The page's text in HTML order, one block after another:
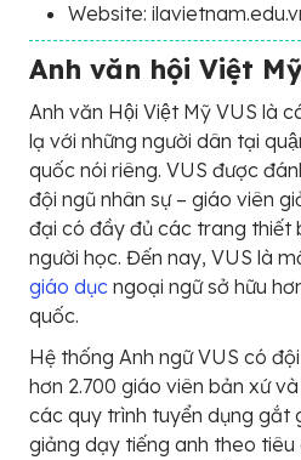
Website:
Anh văn hội Việt
Anh văn Hội Việt Mỹ VUS là
lạ với những người dân tại
quốc nói riêng. VUS được
đội ngũ nhân sự – giáo viên
đại có đầy đủ các trang thiết
người học. Đến nay, VUS là
giáo dục ngoại ngữ sở hữu
quốc.
Hệ thống Anh ngữ VUS có
hơn 2.700 giáo viên bản xứ
các quy trình tuyển dụng gắt
giảng dạy tiếng anh theo tiêu